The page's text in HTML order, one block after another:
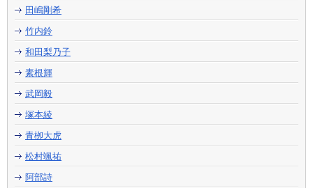
田嶋剛希
竹内鈴
和田梨乃子
素根輝
武岡毅
塚本綾
青栁大虎
松村颯祐
阿部詩